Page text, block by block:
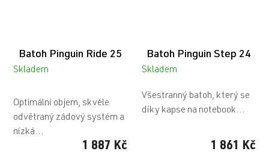
Batoh Pinguin Ride 25
hodnocení
produktu
je
Skladem
1 887 Kč
Optimální objem, skvěle
odvětraný zádový systém a
nízká...
Batoh Pinguin Step 24
Skladem
1 861 Kč
Všestranný batoh, který se
díky kapse na notebook...